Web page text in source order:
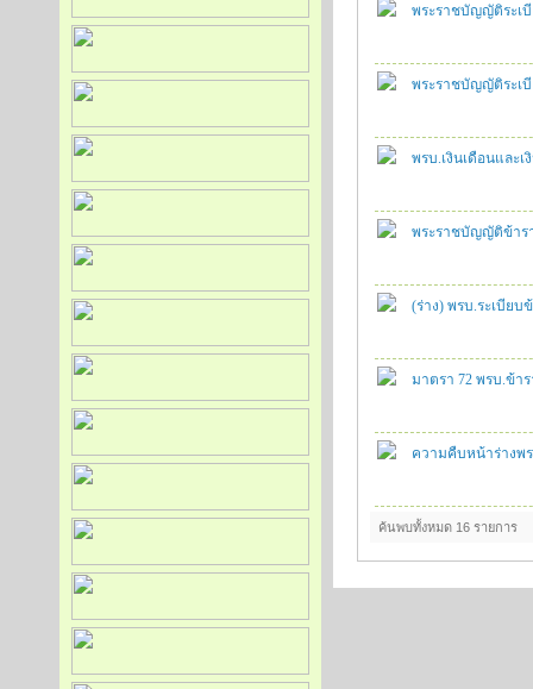
พระราชบัญญัติระเ
พระราชบัญญัติระเ
พรบ.เงินเดือนและ
พระราชบัญญัติข้าร
(ร่าง) พรบ.ระเบียบ
มาตรา 72 พรบ.ข้า
ความคืบหน้าร่างพ
ค้นพบทั้งหมด 16 รายการ